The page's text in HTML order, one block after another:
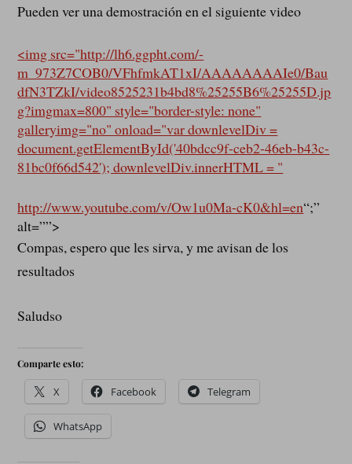
Pueden ver una demostración en el siguiente video
<img src="http://lh6.ggpht.com/-
m_973Z7COB0/VFhfmkAT1xI/AAAAAAAAIe0/Bau
dfN3TZkI/video8525231b4bd8%25255B6%25255D.jp
g?imgmax=800" style="border-style: none"
galleryimg="no" onload="var downlevelDiv =
document.getElementById('40bdcc9f-ceb2-46eb-b43c-
81bc0f66d542'); downlevelDiv.innerHTML = "
http://www.youtube.com/v/Ow1u0Ma-cK0&hl=en“;”
alt=””>
Compas, espero que les sirva, y me avisan de los
resultados
Saludso
Comparte esto:
X Facebook Telegram
WhatsApp